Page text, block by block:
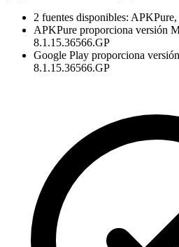
2 fuentes disponibles:
APKPure proporciona versión
8.1.15.36566.GP
Google Play proporciona
8.1.15.36566.GP